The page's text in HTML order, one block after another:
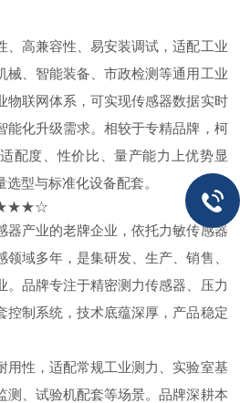
、高兼容性、易安装调试，适配工业
械、智能装备、市政检测等通用工业
物联网体系，可实现传感器数据实时
能化升级需求。相较于专精品牌，柯
配度、性价比、量产能力上优势显
型与标准化设备配套。
器产业的老牌企业，依托力敏传感器
域多年，是集研发、生产、销售、
。品牌专注于精密测力传感器、压力
控制系统，技术底蕴深厚，产品稳定
用性，适配常规工业测力、实验室基
测、试验机配套等场景。品牌深耕本